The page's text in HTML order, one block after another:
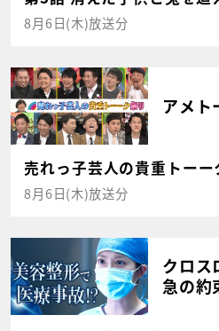
8月6日(木)放送分
アメト
売れっ子芸人の貴重トー
8月6日(木)放送分
クロス
急の約